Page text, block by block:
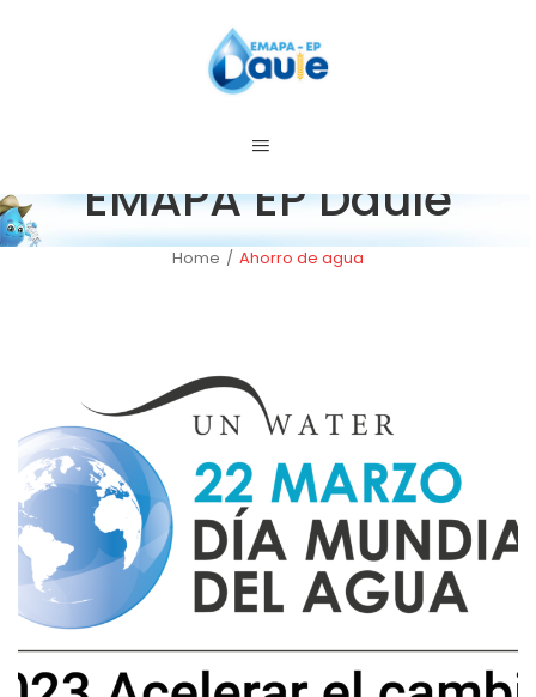
EMAPA EP Daule
Home / Ahorro de agua